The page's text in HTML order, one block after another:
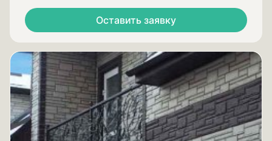
Оставить заявку